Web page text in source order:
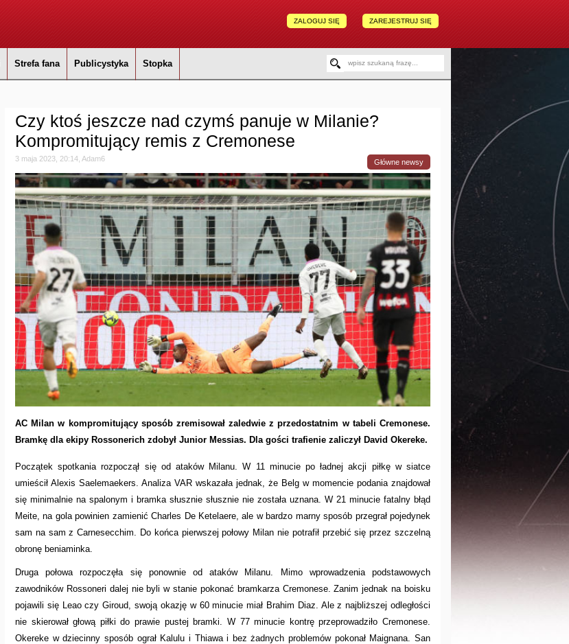
ZAREJESTRUJ SIĘ
ZALOGUJ SIĘ
Strefa fana Publicystyka Stopka
Czy ktoś jeszcze nad czymś panuje w Milanie?
Kompromitujący remis z Cremonese
3 maja 2023, 20:14, Adam6 Główne newsy
AC Milan w kompromitujący sposób zremisował zaledwie z przedostatnim w tabeli Cremonese.
Bramkę dla ekipy Rossonerich zdobył Junior Messias. Dla gości trafienie zaliczył David Okereke.
Początek spotkania rozpoczął się od ataków Milanu. W 11 minucie po ładnej akcji piłkę w siatce
umieścił Alexis Saelemaekers. Analiza VAR wskazała jednak, że Belg w momencie podania znajdował
się minimalnie na spalonym i bramka słusznie słusznie nie została uznana. W 21 minucie fatalny błąd
Meite, na gola powinien zamienić Charles De Ketelaere, ale w bardzo marny sposób przegrał pojedynek
sam na sam z Carnesecchim. Do końca pierwszej połowy Milan nie potrafił przebić się przez szczelną
obronę beniaminka.
Druga połowa rozpoczęła się ponownie od ataków Milanu. Mimo wprowadzenia podstawowych
zawodników Rossoneri dalej nie byli w stanie pokonać bramkarza Cremonese. Zanim jednak na boisku
pojawili się Leao czy Giroud, swoją okazję w 60 minucie miał Brahim Diaz. Ale z najbliższej odległości
nie skierował głową piłki do prawie pustej bramki. W 77 minucie kontrę przeprowadziło Cremonese.
Okereke w dziecinny sposób ograł Kalulu i Thiawa i bez żadnych problemów pokonał Maignana. San